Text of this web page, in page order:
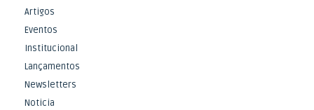
Artigos
Eventos
Institucional
Lançamentos
Newsletters
Noticia